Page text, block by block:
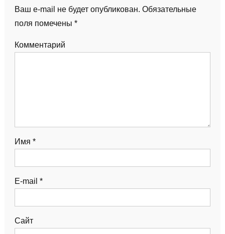
Ваш e-mail не будет опубликован. Обязательные
поля помечены *
Комментарий
Имя *
E-mail *
Сайт